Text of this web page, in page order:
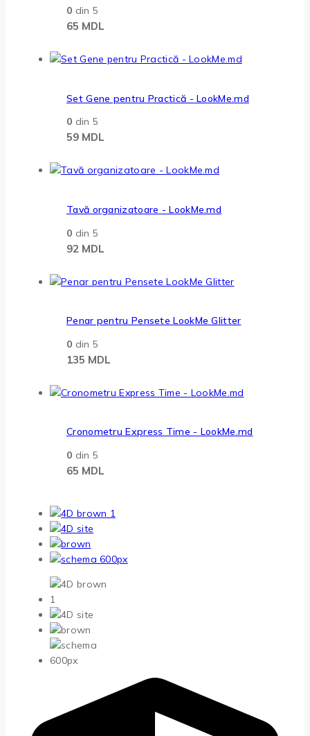
0 din 5
65 MDL
Set Gene pentru Practică - LookMe.md
0 din 5
59 MDL
Tavă organizatoare - LookMe.md
0 din 5
92 MDL
Penar pentru Pensete LookMe Glitter
0 din 5
135 MDL
Cronometru Express Time - LookMe.md
0 din 5
65 MDL